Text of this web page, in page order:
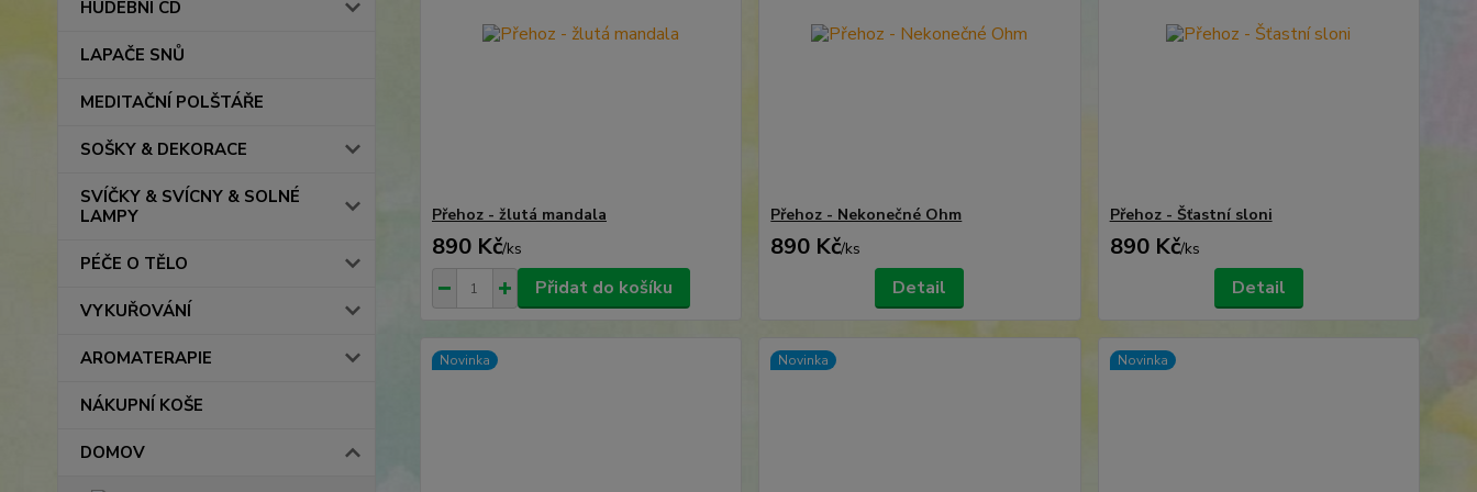
HUDEBNÍ CD
LAPAČE SNŮ
MEDITAČNÍ POLŠTÁŘE
SOŠKY & DEKORACE
SVÍČKY & SVÍCNY & SOLNÉ
LAMPY
PÉČE O TĚLO
VYKUŘOVÁNÍ
AROMATERAPIE
NÁKUPNÍ KOŠE
DOMOV
Přehoz - žlutá mandala
890 Kč/ks
Přidat do košíku
Přehoz - Nekonečné Ohm
890 Kč/ks
Detail
Přehoz - Šťastní sloni
890 Kč/ks
Detail
Novinka Novinka Novinka